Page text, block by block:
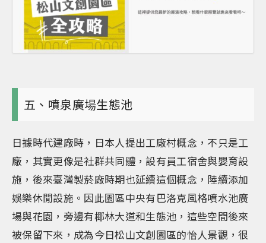
五、噴泉廣場生態池
日據時代建廠時，日本人提出工廠村概念，不只是工
廠，其實更像是社群共同體，設有員工宿舍與嬰育設
施，後來臺灣製菸廠時期也延續這個概念，陸續添加
娛樂休閒設施。因此園區中央有巴洛克風格噴水池廣
場與花園，旁邊有椰林大道和生態池，這些空間後來
被保留下來，成為今日松山文創園區的怡人景觀，很